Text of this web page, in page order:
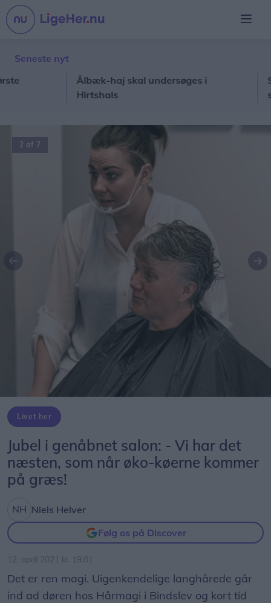
Seneste nyt
Ålbæk-haj skal undersøges i
Hirtshals
Stor
2 af 7
Forrige
Livet her
Jubel i genåbnet salon: - Vi har det
næsten, som når øko-køerne kommer
på græs!
Niels Helver
Følg os på Discover
12. april 2021 kl. 19.01
Det er ren magi. Uigenkendelige langhårede går
ind ad døren hos Hårmagi i Bindslev og kort tid